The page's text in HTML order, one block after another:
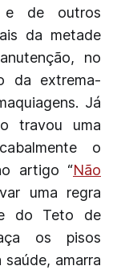
e de outros
da metade
no
da extrema-
Já
travou uma
o
artigo “Não
uma regra
do Teto de
os pisos
amarra